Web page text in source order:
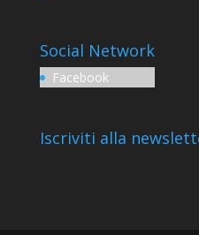
Social Network
Facebook
Iscriviti alla